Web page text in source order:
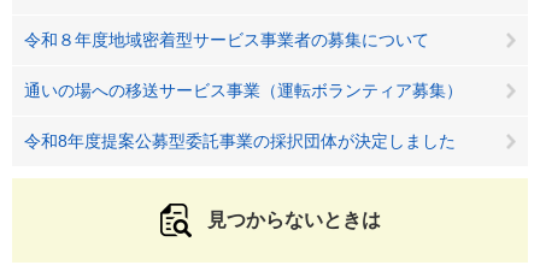
令和８年度地域密着型サービス事業者の募集について
通いの場への移送サービス事業（運転ボランティア募集）
令和8年度提案公募型委託事業の採択団体が決定しました
見つからないときは